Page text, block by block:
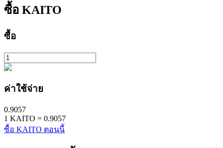
มากถึง 65% คอมมิชชั่น!
ซื้อ KAITO
ซื้อ
ค่าใช้จ่าย
0.9057
1 KAITO = 0.9057
ซื้อ KAITO ตอนนี้